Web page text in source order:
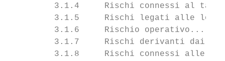
3.1.4     Rischi connessi al
3.1.5     Rischi legati alle
3.1.6     Rischio
3.1.7     Rischi derivanti dai
3.1.8     Rischi connessi alle